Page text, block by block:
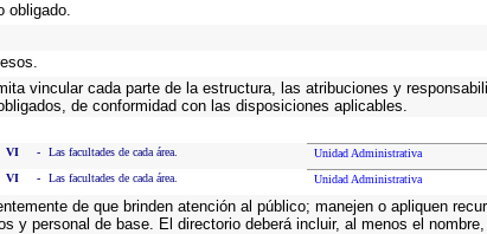
obligado.
vincular cada parte de la estructura, las atribuciones y
de conformidad con las disposiciones aplicables.
VI - Las facultades de cada área. Unidad Administrativa
VI - Las facultades de cada área. Unidad Administrativa
de que brinden atención al público; manejen o apliquen
y personal de base. El directorio deberá incluir, al menos el